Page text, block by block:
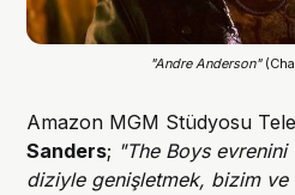
"Andre Anderson"
Amazon MGM Stüdyosu
Sanders; "The Boys
diziyle genişletmek, bizim